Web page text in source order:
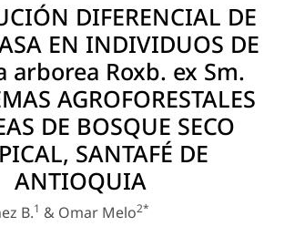
DIFERENCIAL DE
EN INDIVIDUOS DE
arborea Roxb. ex Sm.
AGROFORESTALES
DE BOSQUE SECO
SANTAFÉ DE
ANTIOQUIA
B.1 & Omar Melo2*